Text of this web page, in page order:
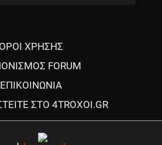
ΟΡΟΙ ΧΡΗΣΗΣ
FORUM
ΕΠΙΚΟΙΝΩΝΙΑ
ΣΤΟ 4TROXOI.GR